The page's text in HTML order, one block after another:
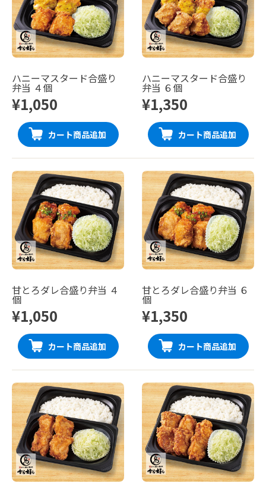
ハニーマスタード合盛り
弁当 ４個
¥1,050
カート商品追加
ハニーマスタード合盛り
弁当 ６個
¥1,350
カート商品追加
甘とろダレ合盛り弁当 ４
個
¥1,050
カート商品追加
甘とろダレ合盛り弁当 ６
個
¥1,350
カート商品追加